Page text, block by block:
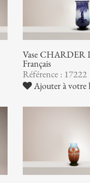
Vase CHARDER
Français
Référence : 17222
Ajouter à votre